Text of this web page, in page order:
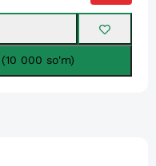
000 so'm)